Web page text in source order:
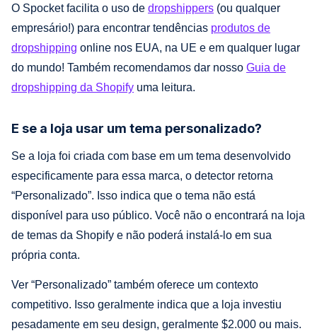
O Spocket facilita o uso de dropshippers (ou qualquer
empresário!) para encontrar tendências produtos de
dropshipping online nos EUA, na UE e em qualquer lugar
do mundo! Também recomendamos dar nosso Guia de
dropshipping da Shopify uma leitura.
E se a loja usar um tema personalizado?
Se a loja foi criada com base em um tema desenvolvido
especificamente para essa marca, o detector retorna
“Personalizado”. Isso indica que o tema não está
disponível para uso público. Você não o encontrará na loja
de temas da Shopify e não poderá instalá-lo em sua
própria conta.
Ver “Personalizado” também oferece um contexto
competitivo. Isso geralmente indica que a loja investiu
pesadamente em seu design, geralmente $2.000 ou mais.